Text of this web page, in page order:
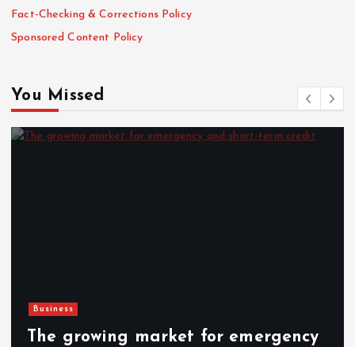
Fact-Checking & Corrections Policy
Sponsored Content Policy
You Missed
Business
The growing market for emergency